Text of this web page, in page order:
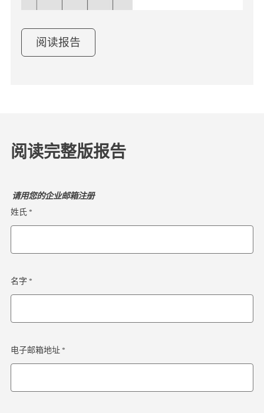
阅读报告
阅读完整版报告
请用您的企业邮箱注册
姓氏 *
名字 *
电子邮箱地址 *